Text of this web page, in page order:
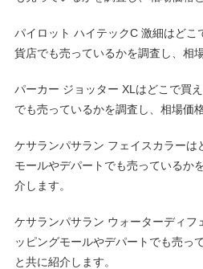
パイロット ハイテックC 激細はどこ
貨店でも売っているかを調査し、相
パーカー ジョッター XLはどこで買
でも売っているかを調査し、相場価
ケサランパサラン フェイスカラーは
モールやデパートでも売っているか
介します。
ケサランパサラン ウォーターディフ
ッピングモールやデパートでも売っ
と共に紹介します。